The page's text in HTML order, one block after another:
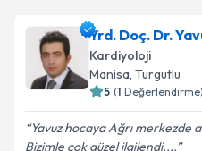
Yrd. Doç. Dr.
Kardiyoloji
Manisa, Turgutlu
5 (1 Değerlendirme)
Yavuz hocaya Ağrı merkezde
Bizimle çok güzel ilgilendi....